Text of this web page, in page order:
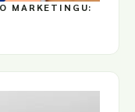
MARKETINGU: